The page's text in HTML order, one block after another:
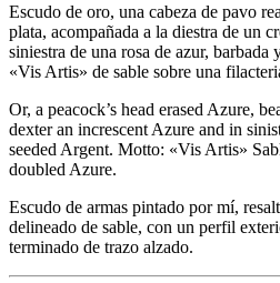
Escudo de oro, una cabeza de pavo
plata, acompañada a la diestra de un
siniestra de una rosa de azur, barbada
«Vis Artis» de sable sobre una
Or, a peacock’s head erased Azure,
dexter an increscent Azure and in
seeded Argent. Motto: «Vis Artis»
doubled Azure.
Escudo de armas pintado por mí,
delineado de sable, con un perfil
terminado de trazo alzado.